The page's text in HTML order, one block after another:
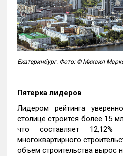
Екатеринбург. Фото: © Михаил
Пятерка лидеров
Лидером рейтинга
столице строится более 15
что составляет
многоквартирного
объем строительства вырос